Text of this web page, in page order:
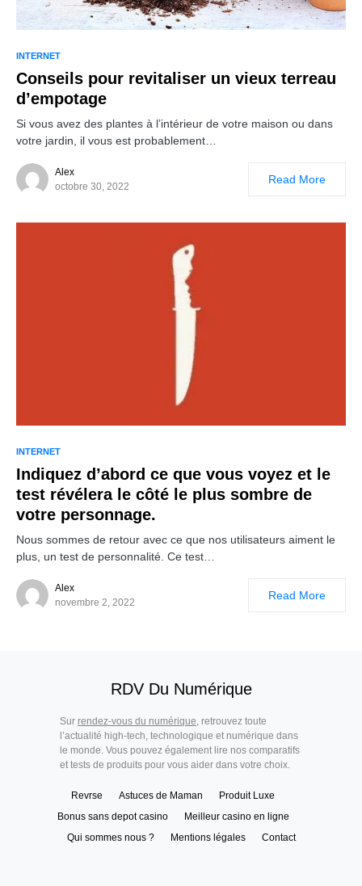
INTERNET
Conseils pour revitaliser un vieux terreau
d’empotage
Si vous avez des plantes à l’intérieur de votre maison ou dans
votre jardin, il vous est probablement…
Alex
octobre 30, 2022
Read More
INTERNET
Indiquez d’abord ce que vous voyez et le
test révélera le côté le plus sombre de
votre personnage.
Nous sommes de retour avec ce que nos utilisateurs aiment le
plus, un test de personnalité. Ce test…
Alex
novembre 2, 2022
Read More
RDV Du Numérique
Sur rendez-vous du numérique, retrouvez toute
l’actualité high-tech, technologique et numérique dans
le monde. Vous pouvez également lire nos comparatifs
et tests de produits pour vous aider dans votre choix.
Revrse Astuces de Maman
Produit Luxe
Bonus sans depot casino
Meilleur casino en ligne
Qui sommes nous ?
Mentions légales Contact